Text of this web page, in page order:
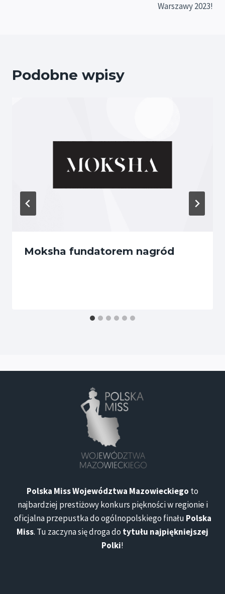
Warszawy 2023!
Podobne wpisy
Moksha fundatorem nagród
Polska Miss Województwa Mazowieckiego to
najbardziej prestiżowy konkurs piękności w regionie i
oficjalna przepustka do ogólnopolskiego finału Polska
Miss. Tu zaczyna się droga do tytułu najpiękniejszej
Polki!